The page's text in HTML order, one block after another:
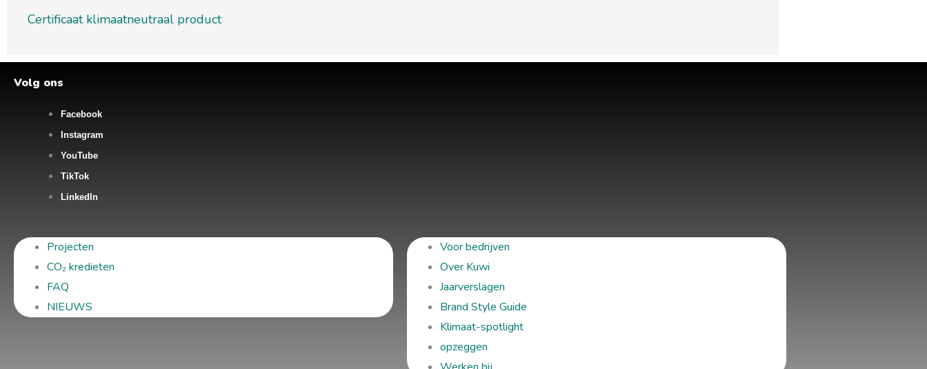
Certificaat klimaatneutraal product
Volg ons
Facebook
Instagram
YouTube
TikTok
LinkedIn
Projecten
CO₂ kredieten
FAQ
NIEUWS
Voor bedrijven
Over Kuwi
Jaarverslagen
Brand Style Guide
Klimaat-spotlight
opzeggen